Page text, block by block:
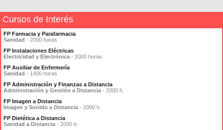
Cursos de Interés
FP Farmacia y Parafarmacia
Sanidad - 2000 horas
FP Instalaciones Eléctricas
Electricidad y Electrónica - 2000 horas
FP Auxiliar de Enfermería
Sanidad - 1400 horas
FP Administración y Finanzas a Distancia
Administración y Gestión a Distancia - 2000 h.
FP Imagen a Distancia
Imagen y Sonido a Distancia - 2000 h.
FP Dietética a Distancia
Sanidad a Distancia - 2000 h.